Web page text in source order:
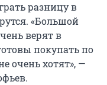
разницу в
«Большой
верят в
покупать по
очень хотят», —